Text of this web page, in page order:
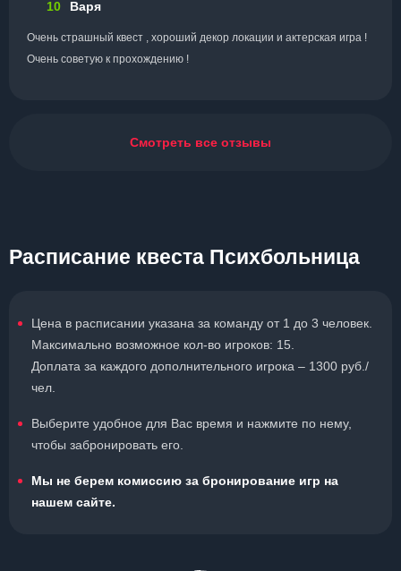
10 Варя
Очень страшный квест , хороший декор локации и актерская игра !
Очень советую к прохождению !
Смотреть все отзывы
Расписание квеста Психбольница
Цена в расписании указана за команду от 1 до 3 человек.
Максимально возможное кол-во игроков: 15.
Доплата за каждого дополнительного игрока – 1300 руб./
чел.
Выберите удобное для Вас время и нажмите по нему,
чтобы забронировать его.
Мы не берем комиссию за бронирование игр на
нашем сайте.